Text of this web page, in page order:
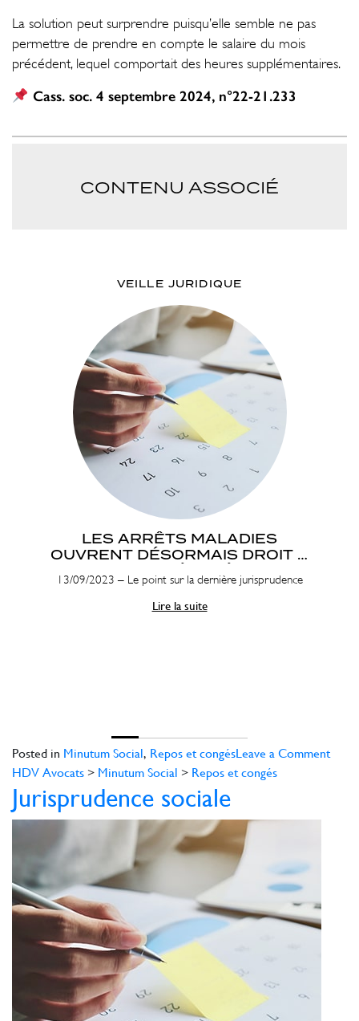
La solution peut surprendre puisqu’elle semble ne pas
permettre de prendre en compte le salaire du mois
précédent, lequel comportait des heures supplémentaires.
Cass. soc. 4 septembre 2024, n°22-21.233
CONTENU ASSOCIÉ
VEILLE JURIDIQUE
LES ARRÊTS MALADIES
OUVRENT DÉSORMAIS DROIT À
CONGÉ PAYÉ
13/09/2023 – Le point sur la dernière jurisprudence
Lire la suite
Posted in Minutum Social, Repos et congésLeave a Commenton
HDV Avocats > Minutum Social > Repos et congés
Jurisprudence sociale